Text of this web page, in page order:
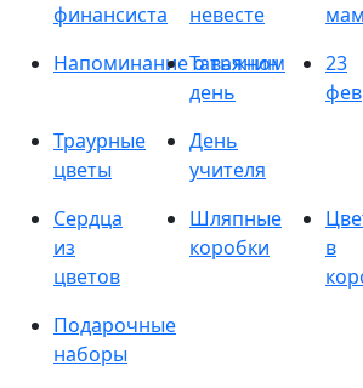
финансиста
невесте
Напоминание о важном
Татьянин
день
23
Траурные
цветы
День
учителя
Сердца
из
цветов
Шляпные
коробки
в
Подарочные
наборы